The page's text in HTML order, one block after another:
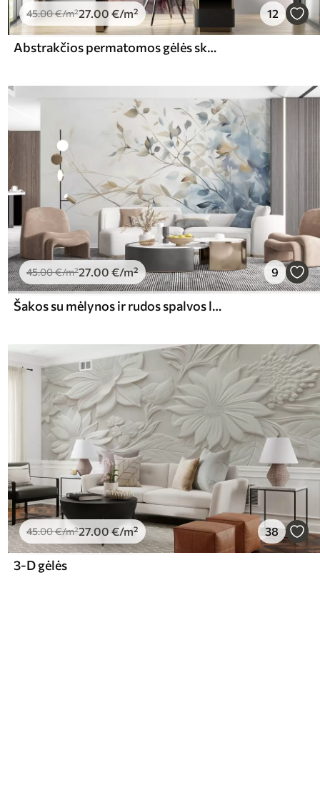
45.00€/m²27.00 €/m² 12
Abstrakčios permatomos gėlės skysta akvarelė
45.00€/m²27.00 €/m² 9
Šakos su mėlynos ir rudos spalvos lapais, šviesus fonas, švelnus ir subtilus, akvarelės stilius
45.00€/m²27.00 €/m² 38
3-D gėlės